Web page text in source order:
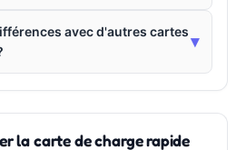
avec d'autres cartes
▾
la carte de charge rapide